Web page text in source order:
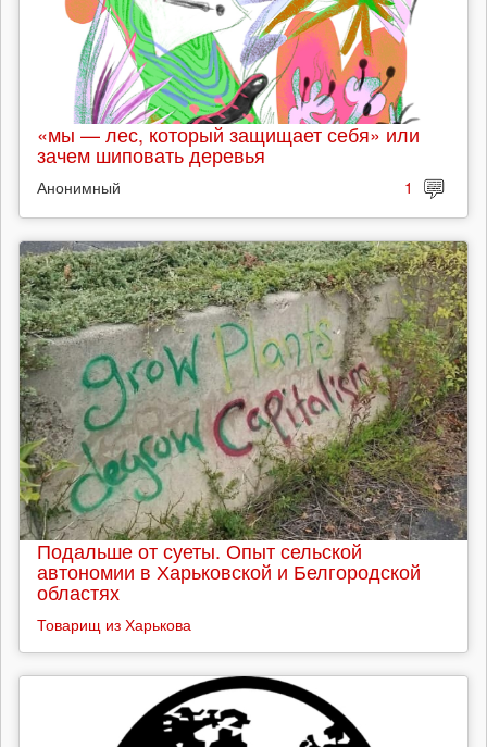
«мы — лес, который защищает себя» или
зачем шиповать деревья
Анонимный 1
Подальше от суеты. Опыт сельской
автономии в Харьковской и Белгородской
областях
Товарищ из Харькова